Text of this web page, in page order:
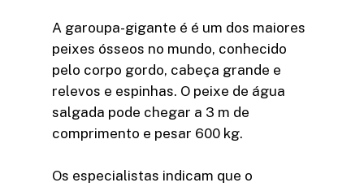
A garoupa-gigante é é um dos maiores
peixes ósseos no mundo, conhecido
pelo corpo gordo, cabeça grande e
relevos e espinhas. O peixe de água
salgada pode chegar a 3 m de
comprimento e pesar 600 kg.
Os especialistas indicam que o